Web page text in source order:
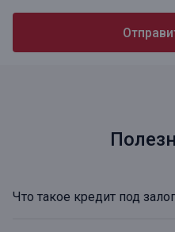
Что такое кредит под